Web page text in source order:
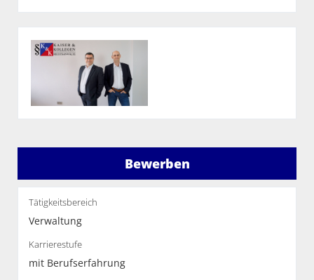
Bewerben
Tätigkeitsbereich
Verwaltung
Karrierestufe
mit Berufserfahrung